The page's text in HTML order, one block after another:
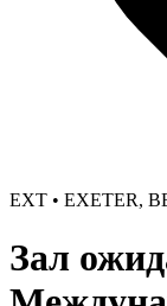
EXT •
Зал